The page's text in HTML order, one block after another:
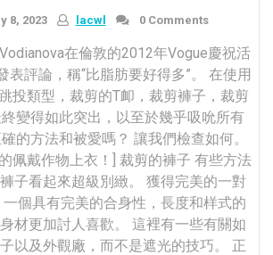
8, 2023 lacwl 0 Comments
在倫敦的2012年Vogue慶祝活
表評論，稱“比脂肪要好得多”。 在使用
投類型，裁剪的T卹，裁剪褲子，裁剪
變得如此突出，以至於幾乎吸吮所有
的方法和被愛嗎？ 讓我們檢查如何。
佩戴作物上衣！] 裁剪的褲子 有些方法
子看起來超級別緻。 獲得完美的一對
個具有完美的合身性，長度和样式的
材更加討人喜歡。 這裡有一些有關如
以及外觀廠，而不是遮光的技巧。 正